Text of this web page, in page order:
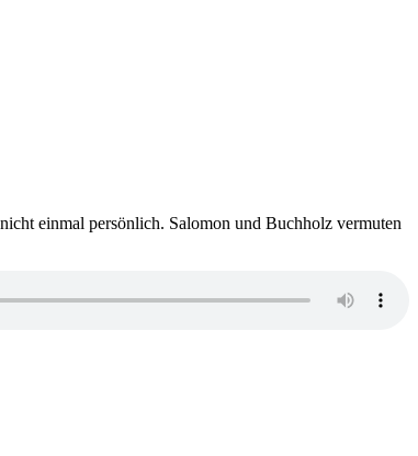
einmal persönlich. Salomon und Buchholz vermuten